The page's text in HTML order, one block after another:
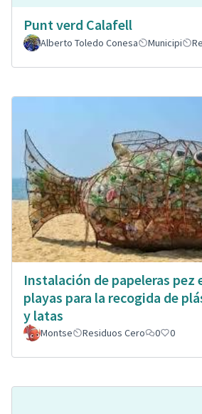
Punt verd Calafell
Alberto Toledo Conesa
Municipi
Instalación de papeleras pez
playas para la recogida de
y latas
Montse Residuos Cero 0 0